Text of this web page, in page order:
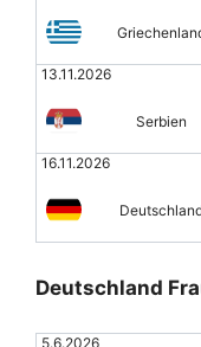
13.11.2026
Serbien
16.11.2026
Deutschland
5.6.2026